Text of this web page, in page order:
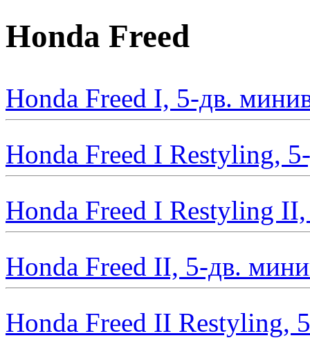
Honda Freed
Honda Freed I, 5-дв.
Honda Freed I Restyling,
Honda Freed I Restyling
Honda Freed II, 5-дв.
Honda Freed II Restyling,